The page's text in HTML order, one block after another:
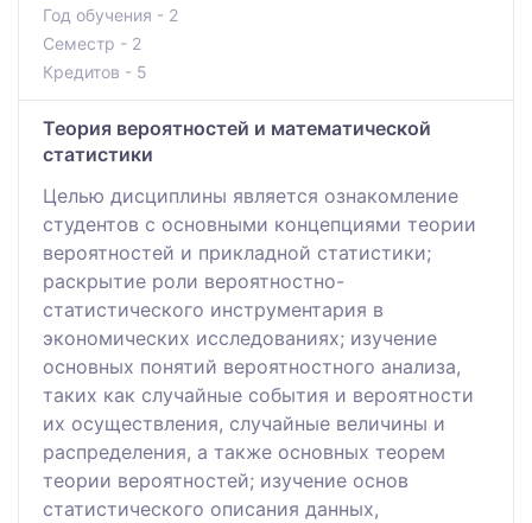
Год обучения - 2
Семестр - 2
Кредитов - 5
Теория вероятностей и математической
статистики
Целью дисциплины является ознакомление
студентов с основными концепциями теории
вероятностей и прикладной статистики;
раскрытие роли вероятностно-
статистического инструментария в
экономических исследованиях; изучение
основных понятий вероятностного анализа,
таких как случайные события и вероятности
их осуществления, случайные величины и
распределения, а также основных теорем
теории вероятностей; изучение основ
статистического описания данных,